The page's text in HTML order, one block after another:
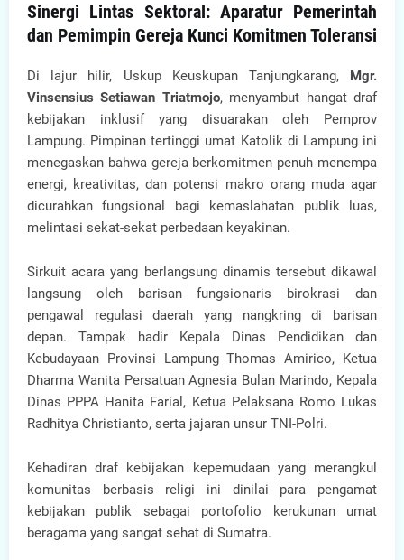
Sinergi Lintas Sektoral: Aparatur Pemerintah
dan Pemimpin Gereja Kunci Komitmen Toleransi
Di lajur hilir, Uskup Keuskupan Tanjungkarang, Mgr.
Vinsensius Setiawan Triatmojo, menyambut hangat draf
kebijakan inklusif yang disuarakan oleh Pemprov
Lampung. Pimpinan tertinggi umat Katolik di Lampung ini
menegaskan bahwa gereja berkomitmen penuh menempa
energi, kreativitas, dan potensi makro orang muda agar
dicurahkan fungsional bagi kemaslahatan publik luas,
melintasi sekat-sekat perbedaan keyakinan.
Sirkuit acara yang berlangsung dinamis tersebut dikawal
langsung oleh barisan fungsionaris birokrasi dan
pengawal regulasi daerah yang nangkring di barisan
depan. Tampak hadir Kepala Dinas Pendidikan dan
Kebudayaan Provinsi Lampung Thomas Amirico, Ketua
Dharma Wanita Persatuan Agnesia Bulan Marindo, Kepala
Dinas PPPA Hanita Farial, Ketua Pelaksana Romo Lukas
Radhitya Christianto, serta jajaran unsur TNI-Polri.
Kehadiran draf kebijakan kepemudaan yang merangkul
komunitas berbasis religi ini dinilai para pengamat
kebijakan publik sebagai portofolio kerukunan umat
beragama yang sangat sehat di Sumatra.